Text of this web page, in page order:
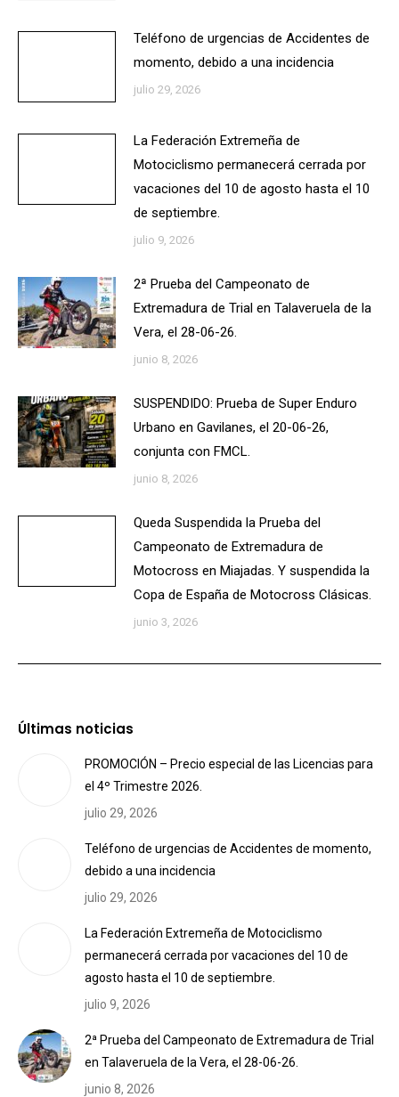
Teléfono de urgencias de Accidentes de
momento, debido a una incidencia
julio 29, 2026
La Federación Extremeña de
Motociclismo permanecerá cerrada por
vacaciones del 10 de agosto hasta el 10
de septiembre.
julio 9, 2026
2ª Prueba del Campeonato de
Extremadura de Trial en Talaveruela de la
Vera, el 28-06-26.
junio 8, 2026
SUSPENDIDO: Prueba de Super Enduro
Urbano en Gavilanes, el 20-06-26,
conjunta con FMCL.
junio 8, 2026
Queda Suspendida la Prueba del
Campeonato de Extremadura de
Motocross en Miajadas. Y suspendida la
Copa de España de Motocross Clásicas.
junio 3, 2026
Últimas noticias
PROMOCIÓN – Precio especial de las Licencias para
el 4º Trimestre 2026.
julio 29, 2026
Teléfono de urgencias de Accidentes de momento,
debido a una incidencia
julio 29, 2026
La Federación Extremeña de Motociclismo
permanecerá cerrada por vacaciones del 10 de
agosto hasta el 10 de septiembre.
julio 9, 2026
2ª Prueba del Campeonato de Extremadura de Trial
en Talaveruela de la Vera, el 28-06-26.
junio 8, 2026